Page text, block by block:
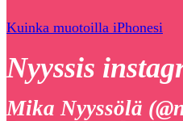
Kuinka muotoilla iPhonesi
Nyyssis
Mika Nyyssölä